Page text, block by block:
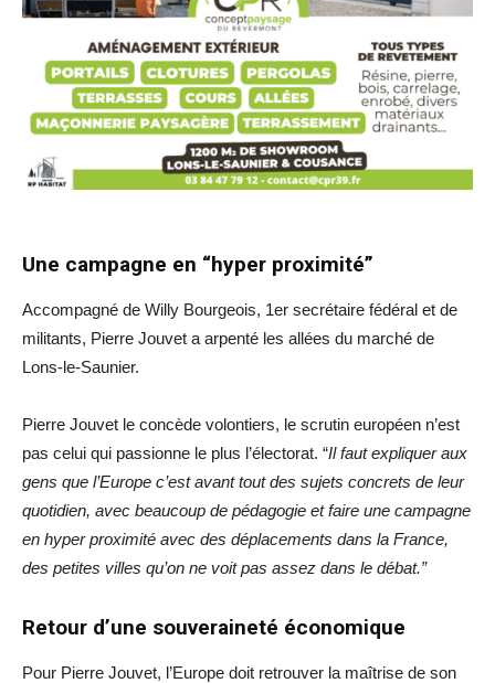
Une campagne en “hyper proximité”
Accompagné de Willy Bourgeois, 1er secrétaire fédéral et de
militants, Pierre Jouvet a arpenté les allées du marché de
Lons-le-Saunier.
Pierre Jouvet le concède volontiers, le scrutin européen n’est
pas celui qui passionne le plus l’électorat. “Il faut expliquer aux
gens que l’Europe c’est avant tout des sujets concrets de leur
quotidien, avec beaucoup de pédagogie et faire une campagne
en hyper proximité avec des déplacements dans la France,
des petites villes qu’on ne voit pas assez dans le débat.”
Retour d’une souveraineté économique
Pour Pierre Jouvet, l’Europe doit retrouver la maîtrise de son